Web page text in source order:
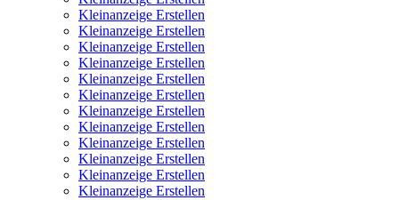
Kleinanzeige Erstellen
Kleinanzeige Erstellen
Kleinanzeige Erstellen
Kleinanzeige Erstellen
Kleinanzeige Erstellen
Kleinanzeige Erstellen
Kleinanzeige Erstellen
Kleinanzeige Erstellen
Kleinanzeige Erstellen
Kleinanzeige Erstellen
Kleinanzeige Erstellen
Kleinanzeige Erstellen